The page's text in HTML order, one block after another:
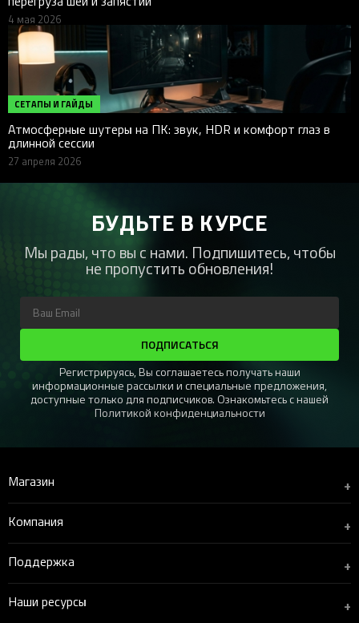
4 мая 2026
СЕТАПЫ И ГАЙДЫ
Атмосферные шутеры на ПК: звук, HDR и комфорт глаз в
длинной сессии
27 апреля 2026
БУДЬТЕ В КУРСЕ
Мы рады, что вы с нами. Подпишитесь, чтобы
не пропустить обновления!
ПОДПИСАТЬСЯ
Регистрируясь, Вы соглашаетесь получать наши
информационные рассылки и специальные предложения,
доступные только для подписчиков. Ознакомьтесь с нашей
Политикой конфиденциальности
Магазин +
Компания +
Поддержка +
Наши ресурсы +